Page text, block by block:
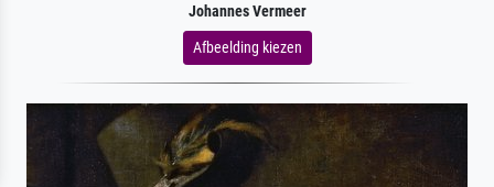
Johannes Vermeer
Afbeelding kiezen